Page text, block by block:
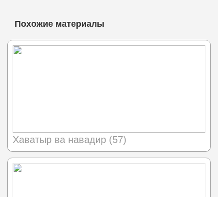
Похожие материалы
Хаватыр ва навадир (57)